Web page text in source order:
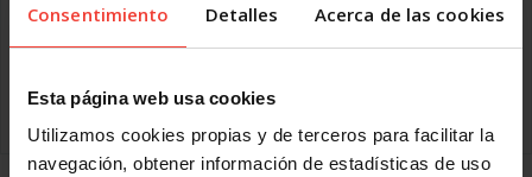
Consentimiento Detalles Acerca de las cookies
Esta página web usa cookies
Utilizamos cookies propias y de terceros para facilitar la
navegación, obtener información de estadísticas de uso
Trabajo que la agencia de la ONU celebra este mes en
Ginebra, en la cual USO está participando, los
sus esfuerzos por restringir el Convenio núm.
Leer más